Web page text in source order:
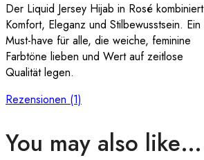
Der Liquid Jersey Hijab in Rosé kombiniert
Komfort, Eleganz und Stilbewusstsein. Ein
Must-have für alle, die weiche, feminine
Farbtöne lieben und Wert auf zeitlose
Qualität legen.
Rezensionen (1)
You may also like…